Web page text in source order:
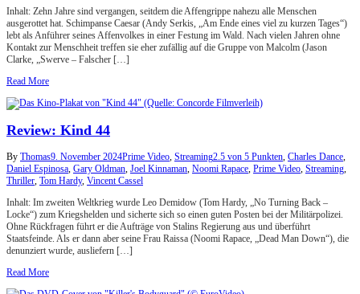
Inhalt: Zehn Jahre sind vergangen, seitdem die Affengrippe nahezu alle Menschen
ausgerottet hat. Schimpanse Caesar (Andy Serkis, „Am Ende eines viel zu kurzen Tages“)
lebt als Anführer seines Affenvolkes in einer Festung im Wald. Nach vielen Jahren ohne
Kontakt zur Menschheit treffen sie eher zufällig auf die Gruppe von Malcolm (Jason
Clarke, „Swerve – Falscher […]
Read More
Review: Kind 44
By Thomas9. November 2024Prime Video, Streaming2.5 von 5 Punkten, Charles Dance,
Daniel Espinosa, Gary Oldman, Joel Kinnaman, Noomi Rapace, Prime Video, Streaming,
Thriller, Tom Hardy, Vincent Cassel
Inhalt: Im zweiten Weltkrieg wurde Leo Demidow (Tom Hardy, „No Turning Back –
Locke“) zum Kriegshelden und sicherte sich so einen guten Posten bei der Militärpolizei.
Ohne Rückfragen führt er die Aufträge von Stalins Regierung aus und überführt
Staatsfeinde. Als er dann aber seine Frau Raissa (Noomi Rapace, „Dead Man Down“), die
denunziert wurde, ausliefern […]
Read More